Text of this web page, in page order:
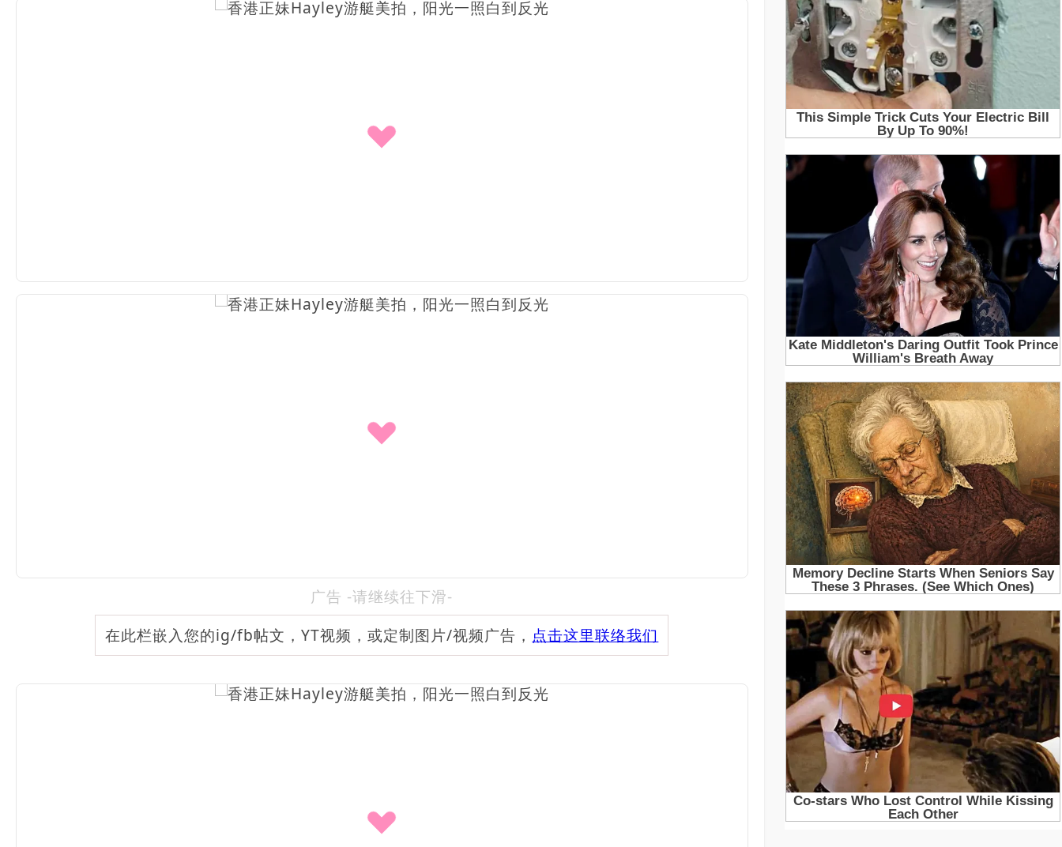
广告 -请继续往下滑-
在此栏嵌入您的ig/fb帖文，YT视频，或定制图片/视频广告， 点击这里联络我们